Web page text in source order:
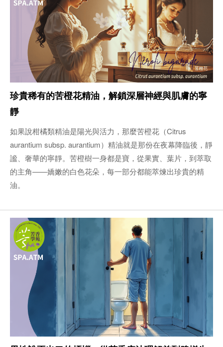
珍貴稀有的苦橙花精油，解鎖深層神經與肌膚的寧
靜
如果說柑橘類精油是陽光與活力，那麼苦橙花（Citrus
aurantium subsp. aurantium）精油就是那份在夜幕降臨後，靜
謐、奢華的寧靜。苦橙樹一身都是寶，從果實、葉片，到萃取
的主角——嬌嫩的白色花朵，每一部分都能萃煉出珍貴的精
油。